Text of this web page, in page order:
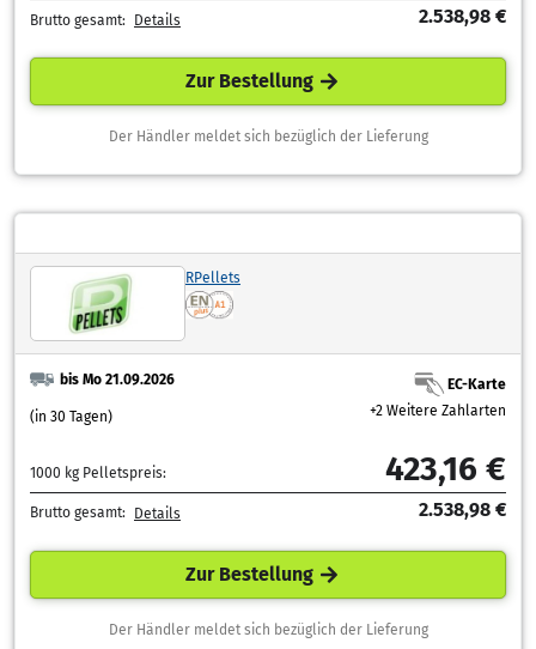
Brutto gesamt: Details 2.538,98 €
Zur Bestellung
Der Händler meldet sich bezüglich der Lieferung
RPellets
bis Mo 21.09.2026
(in 30 Tagen)
EC-Karte
+2 Weitere Zahlarten
1000 kg Pelletspreis: 423,16 €
Brutto gesamt: Details 2.538,98 €
Zur Bestellung
Der Händler meldet sich bezüglich der Lieferung